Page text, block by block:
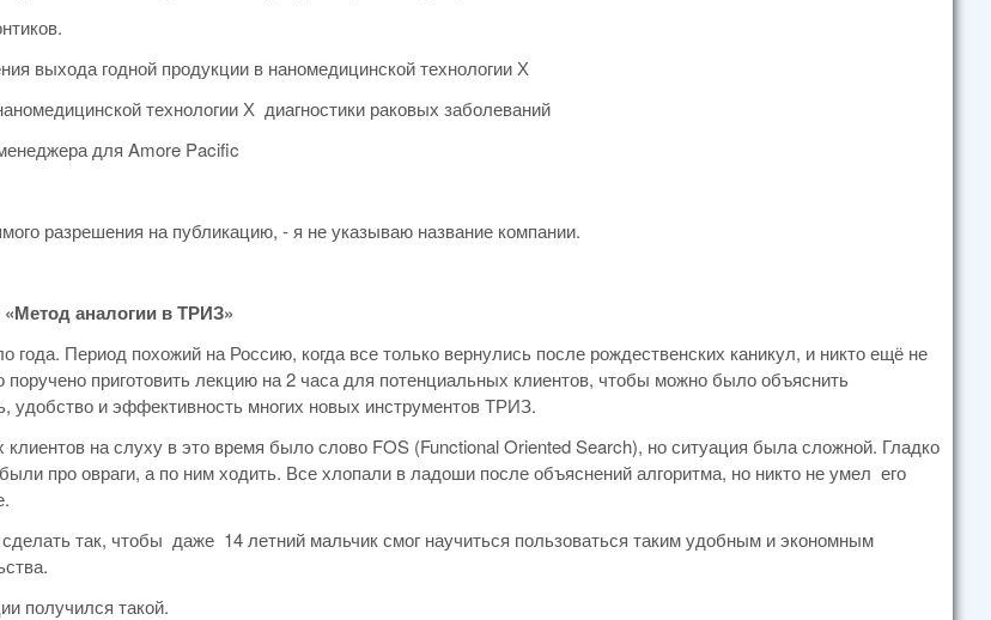
выхода годной продукции в наномедицинской технологии Х
технологии Х диагностики раковых заболеваний
для Amore Pacific
разрешения на публикацию, - я не указываю название компании.
аналогии в ТРИЗ»
года. Период похожий на Россию, когда все только вернулись после рождественских каникул, и никто ещё не
приготовить лекцию на 2 часа для потенциальных клиентов, чтобы можно было объяснить
удобство и эффективность многих новых инструментов ТРИЗ.
на слуху в это время было слово FOS (Functional Oriented Search), но ситуация была сложной. Гладко
про овраги, а по ним ходить. Все хлопали в ладоши после объяснений алгоритма, но никто не умел его
так, чтобы даже 14 летний мальчик смог научиться пользоваться таким удобным и экономным
получился такой.